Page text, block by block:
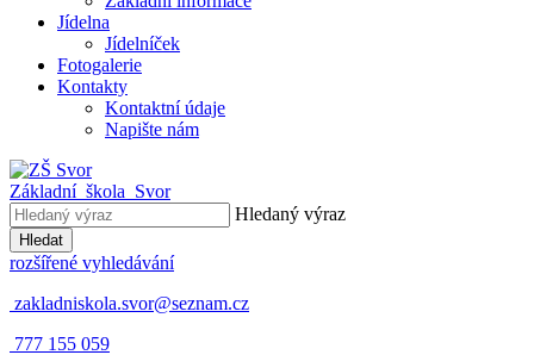
Jídelna
Jídelníček
Fotogalerie
Kontakty
Kontaktní údaje
Napište nám
Základní škola Svor
Hledaný výraz
Hledat
rozšířené vyhledávání
zakladniskola.svor@seznam.cz
777 155 059